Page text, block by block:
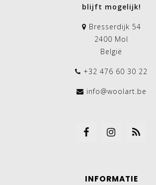
blijft mogelijk!
Bresserdijk 54
2400 Mol
België
+32 476 60 30 22
info@woolart.be
INFORMATIE